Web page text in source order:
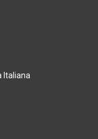
Italiana